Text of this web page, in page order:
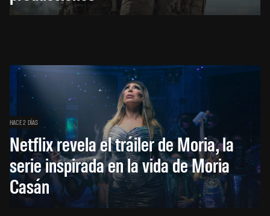
HACE 2 DÍAS
Netflix revela el tráiler de Moria, la
serie inspirada en la vida de Moria
Casán